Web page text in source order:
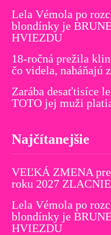
Lela Vémola po
blondínky je
HVIEZDU
18-ročná prežila
čo videla, naháňajú
Zarába desaťtisíce
TOTO jej muži
Najčítanejšie
VEĽKÁ ZMENA
roku 2027
Lela Vémola po
blondínky je
HVIEZDU